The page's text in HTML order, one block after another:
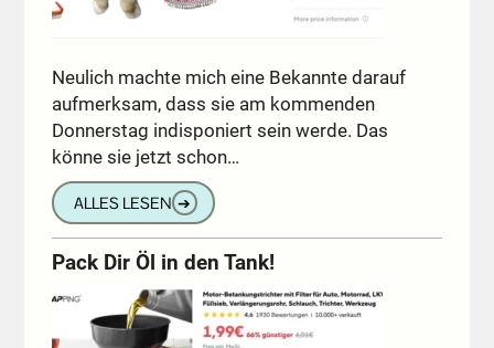
Neulich machte mich eine Bekannte darauf
aufmerksam, dass sie am kommenden
Donnerstag indisponiert sein werde. Das
könne sie jetzt schon…
ALLES LESEN ➔
Pack Dir Öl in den Tank!